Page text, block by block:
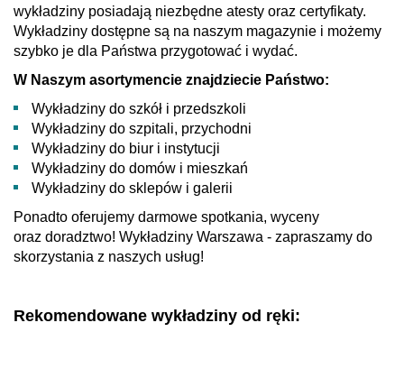
wykładziny posiadają niezbędne atesty oraz certyfikaty.
Wykładziny dostępne są na naszym magazynie i możemy
szybko je dla Państwa przygotować i wydać.
W Naszym asortymencie znajdziecie Państwo:
Wykładziny do szkół i przedszkoli
Wykładziny do szpitali, przychodni
Wykładziny do biur i instytucji
Wykładziny do domów i mieszkań
Wykładziny do sklepów i galerii
Ponadto oferujemy darmowe spotkania, wyceny
oraz doradztwo! Wykładziny Warszawa - zapraszamy do
skorzystania z naszych usług!
Rekomendowane wykładziny od ręki: